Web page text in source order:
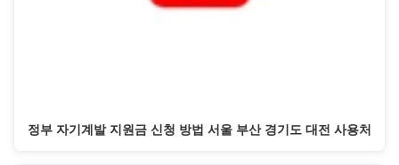
정부 자기계발 지원금 신청 방법 서울 부산 경기도 대전 사용처